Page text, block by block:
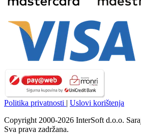
Politika privatnosti | Uslovi korištenja
Copyright 2000-2026 InterSoft d.o.o.
Sva prava zadržana.